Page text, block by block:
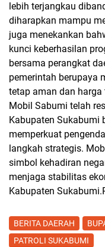
lebih terjangkau
diharapkan mampu
juga menekankan
kunci keberhasilan
bersama perangkat
pemerintah berupaya
tetap aman dan harga
Mobil Sabumi telah
Kabupaten Sukabumi
memperkuat
langkah strategis.
simbol kehadiran
menjaga stabilitas
Kabupaten
BERITA DAERAH
PATROLI SUKABUMI